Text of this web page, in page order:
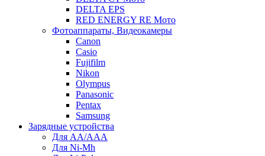
DELTA EPS
RED ENERGY RE Мото
Фотоаппараты, Видеокамеры
Canon
Casio
Fujifilm
Nikon
Olympus
Panasonic
Pentax
Samsung
Зарядные устройства
Для AA/AAA
Для Ni-Mh